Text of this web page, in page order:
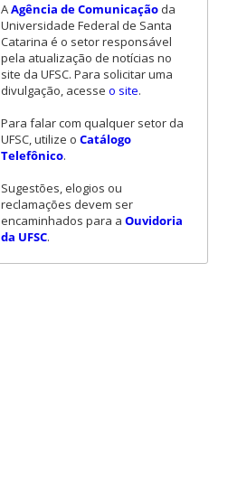
AAgência de Comunicaçãoda
Universidade Federal de Santa
Catarina é o setor responsável
pela atualização de notícias no
site da UFSC. Para solicitar uma
divulgação, acesse o site.
Para falar com qualquer setor da
UFSC, utilize o Catálogo
Telefônico.
Sugestões, elogios ou
reclamações devem ser
encaminhados para a Ouvidoria
da UFSC.